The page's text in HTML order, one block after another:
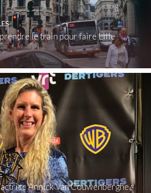
prendre le train pour faire Lille
Annick Van Couwenberghe :